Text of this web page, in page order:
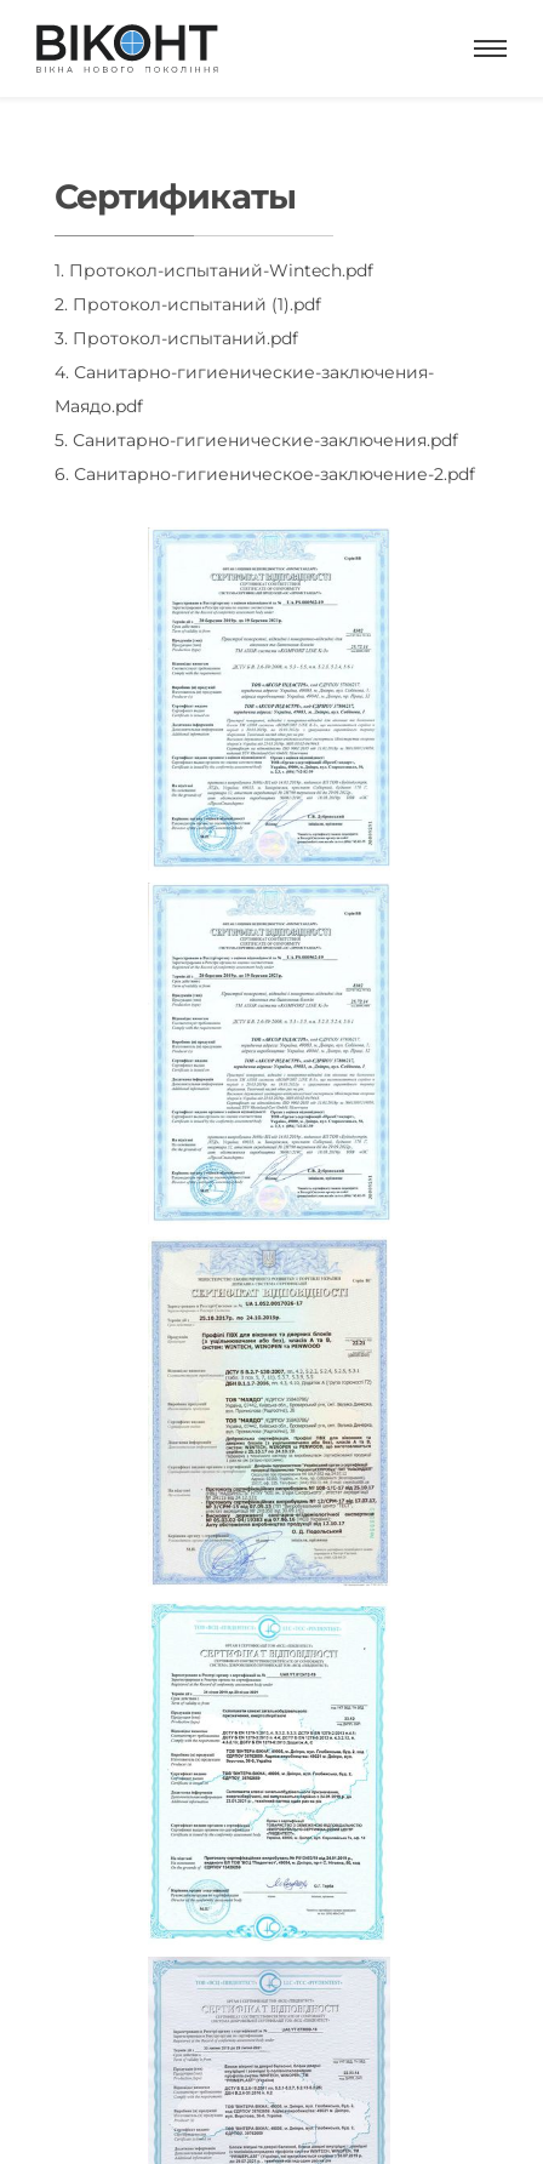
Сертификаты
1. Протокол-испытаний-Wintech.pdf
2. Протокол-испытаний (1).pdf
3. Протокол-испытаний.pdf
4. Санитарно-гигиенические-заключения-
Маядо.pdf
5. Санитарно-гигиенические-заключения.pdf
6. Санитарно-гигиеническое-заключение-2.pdf